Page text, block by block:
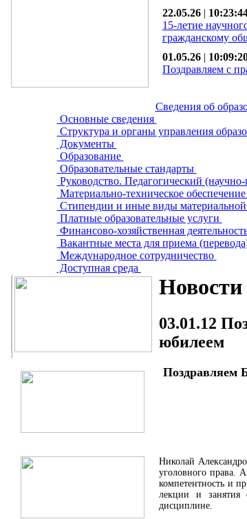
22.05.26 |
15-летие
гражданскому
01.05.26 |
Поздравляем с
Сведения об
Основные сведения
Структура и органы управления
Документы
Образование
Образовательные стандарты
Руководство. Педагогический (научно-
Материально-техническое
Стипендии и иные виды
Платные образовательные услуги
Финансово-хозяйственная
Вакантные места для приема
Международное сотрудничество
Доступная среда
Новости
03.01.12
юбилеем
Поздравляем
Николай
уголовного права.
компетентность и
лекции и занятия
дисциплине.